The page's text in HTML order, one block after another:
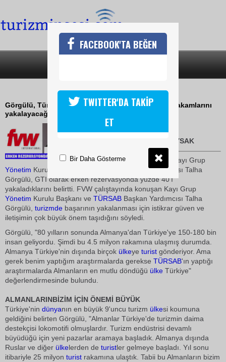
GÖRGÜLÜ, 2008'İ AŞARIZ
Görgülü, Türkiye'nin 2009 yılında bir önceki yılın rakamlarını
yakalayacağını hatta üzerine çıkacağını söyledi.
30 Mart 2009 / 17:08
TURİZMİN SESİ-DERYA DUYSAK
FVW çalıştayında konuşan Kayı Grup
Yönetim Kurulu Başkanı ve
Başkan Yardımcısı Talha
Görgülü, GTI olarak erken rezervasyonda yüzde 40'ı
yakaladıklarını belirtti. FVW çalıştayında konuşan Kayı Grup
Yönetim Kurulu Başkanı ve TÜRSAB Başkan Yardımcısı Talha
Görgülü, turizmde başarının yakalanması için istikrar güven ve
iletişimin çok büyük önem taşıdığını söyledi.
Görgülü, "80 yılların sonunda Almanya'dan Türkiye'ye 150-180 bin
insan geliyordu. Şimdi bu 4.5 milyon rakamına ulaşmış durumda.
Almanya Türkiye'nin dışında birçok ülkeye turist gönderiyor. Ama
gerek benim yaptığım araştırmalarda gerekse TÜRSAB'ın yaptığı
araştırmalarda Almanların en mutlu döndüğü ülke Türkiye"
değerlendirmesinde bulundu.
ALMANLARINBİZİM İÇİN ÖNEMİ BÜYÜK
Türkiye'nin dünyanın en büyük 9'uncu turizm ülkesi koumuna
geldiğini belirten Görgülü, "Almanlar Türkiye'de turizmin daima
destekçisi lokomotifi olmuşlardır. Turizm endüstrisi devamlı
büyüdüğü için yeni pazarlar aramaya başladık. Almanya dışında
Ruslar ve diğer ülkelerden de turistler gelmeye başladı. Yıl sonu
itibariyle 25 milyon turist rakamına ulaştık. Tabii bu Almanların bizim
FACEBOOK'TA BEĞEN
TWITTER'DA TAKİP
ET
Bir Daha Gösterme